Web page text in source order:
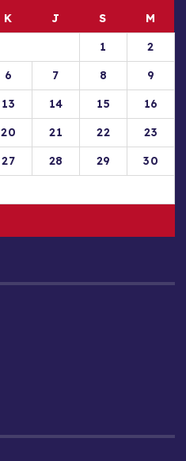
K J S
M
1
2
6 7 8
9
13 14 15
16
20 21 22
23
27 28 29
30